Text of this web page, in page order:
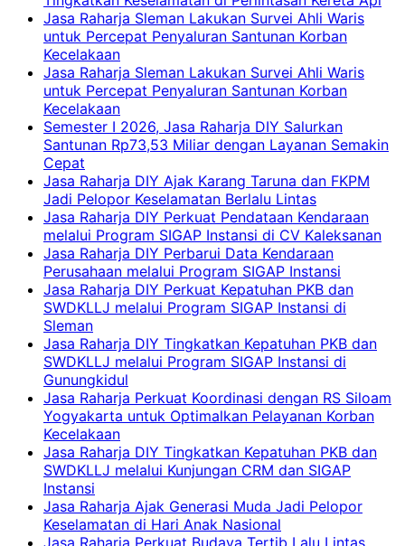
Jasa Raharja Sleman Lakukan Survei Ahli Waris
untuk Percepat Penyaluran Santunan Korban
Kecelakaan
Jasa Raharja Sleman Lakukan Survei Ahli Waris
untuk Percepat Penyaluran Santunan Korban
Kecelakaan
Semester I 2026, Jasa Raharja DIY Salurkan
Santunan Rp73,53 Miliar dengan Layanan Semakin
Cepat
Jasa Raharja DIY Ajak Karang Taruna dan FKPM
Jadi Pelopor Keselamatan Berlalu Lintas
Jasa Raharja DIY Perkuat Pendataan Kendaraan
melalui Program SIGAP Instansi di CV Kaleksanan
Jasa Raharja DIY Perbarui Data Kendaraan
Perusahaan melalui Program SIGAP Instansi
Jasa Raharja DIY Perkuat Kepatuhan PKB dan
SWDKLLJ melalui Program SIGAP Instansi di
Sleman
Jasa Raharja DIY Tingkatkan Kepatuhan PKB dan
SWDKLLJ melalui Program SIGAP Instansi di
Gunungkidul
Jasa Raharja Perkuat Koordinasi dengan RS Siloam
Yogyakarta untuk Optimalkan Pelayanan Korban
Kecelakaan
Jasa Raharja DIY Tingkatkan Kepatuhan PKB dan
SWDKLLJ melalui Kunjungan CRM dan SIGAP
Instansi
Jasa Raharja Ajak Generasi Muda Jadi Pelopor
Keselamatan di Hari Anak Nasional
Jasa Raharja Perkuat Budaya Tertib Lalu Lintas